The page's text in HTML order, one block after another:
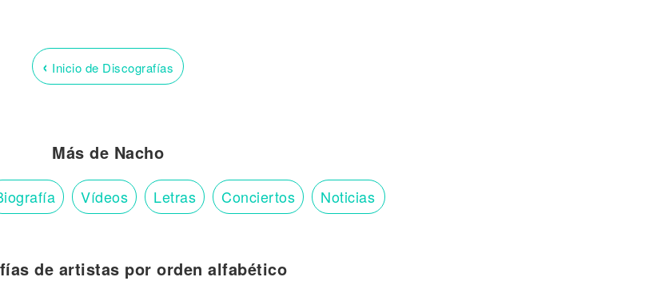
‹ Inicio de Discografías
Más de Nacho
Vídeos Letras Conciertos Noticias
de artistas por orden alfabético